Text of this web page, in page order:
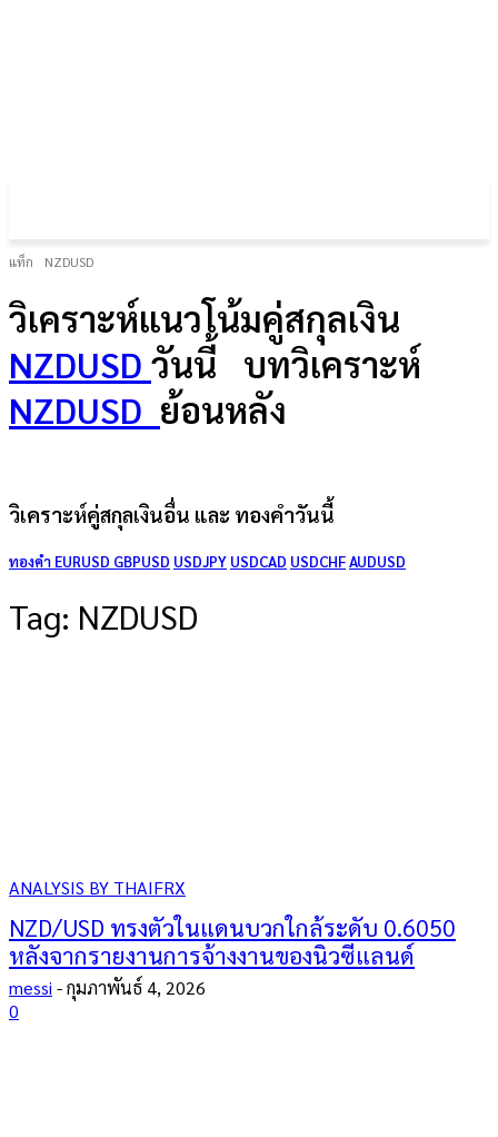
แท็ก NZDUSD
วิเคราะห์แนวโน้มคู่สกุลเงิน
NZDUSD วันนี้
บทวิเคราะห์
NZDUSD ย้อนหลัง
วิเคราะห์คู่สกุลเงินอื่น และ ทองคำวันนี้
ทองคำ EURUSD GBPUSD USDJPY USDCAD USDCHFAUDUSD
Tag: NZDUSD
ANALYSIS BY THAIFRX
NZD/USD ทรงตัวในแดนบวกใกล้ระดับ 0.6050
หลังจากรายงานการจ้างงานของนิวซีแลนด์
messi -กุมภาพันธ์ 4, 2026
0